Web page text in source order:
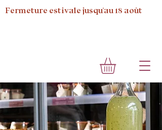
Fermeture estivale jusqu'au 18 août